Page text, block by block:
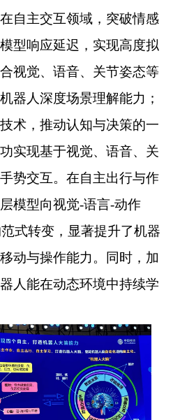
自主交互领域，突破情感
型响应延迟，实现高度拟
视觉、语音、关节姿态等
器人深度场景理解能力；
术，推动认知与决策的一
实现基于视觉、语音、关
势交互。在自主出行与作
模型向视觉-语言-动作
式转变，显著提升了机器
动与操作能力。同时，加
人能在动态环境中持续学